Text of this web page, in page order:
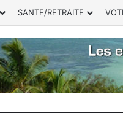
SANTE/RETRAITE